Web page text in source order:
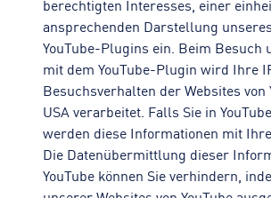
ansprechenden Darstellung
YouTube-Plugins ein. Beim Besuch
mit dem YouTube-Plugin wird Ihre
Besuchsverhalten der Websites von
USA verarbeitet. Falls Sie in
werden diese Informationen mit
Die Datenübermittlung dieser
YouTube können Sie verhindern,